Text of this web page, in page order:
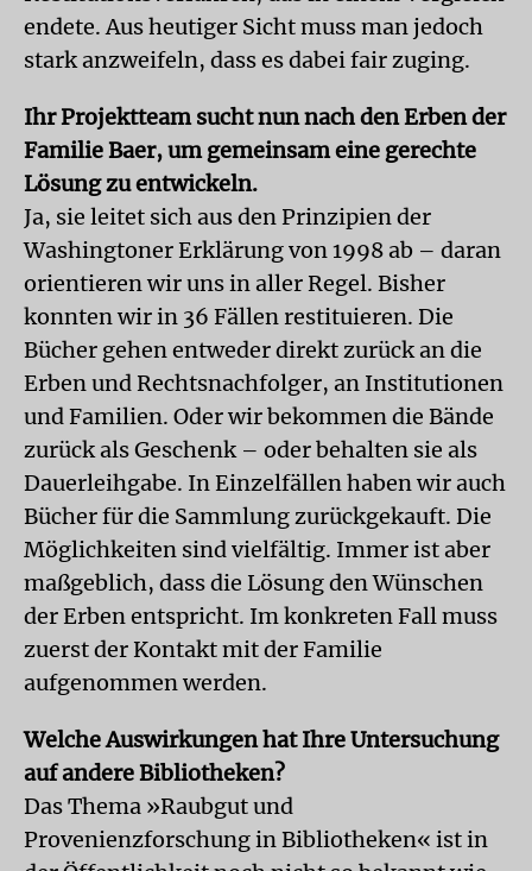
endete. Aus heutiger Sicht muss man jedoch
stark anzweifeln, dass es dabei fair zuging.
Ihr Projektteam sucht nun nach den Erben der
Familie Baer, um gemeinsam eine gerechte
Lösung zu entwickeln.
Ja, sie leitet sich aus den Prinzipien der
Washingtoner Erklärung von 1998 ab – daran
orientieren wir uns in aller Regel. Bisher
konnten wir in 36 Fällen restituieren. Die
Bücher gehen entweder direkt zurück an die
Erben und Rechtsnachfolger, an Institutionen
und Familien. Oder wir bekommen die Bände
zurück als Geschenk – oder behalten sie als
Dauerleihgabe. In Einzelfällen haben wir auch
Bücher für die Sammlung zurückgekauft. Die
Möglichkeiten sind vielfältig. Immer ist aber
maßgeblich, dass die Lösung den Wünschen
der Erben entspricht. Im konkreten Fall muss
zuerst der Kontakt mit der Familie
aufgenommen werden.
Welche Auswirkungen hat Ihre Untersuchung
auf andere Bibliotheken?
Das Thema »Raubgut und
Provenienzforschung in Bibliotheken« ist in